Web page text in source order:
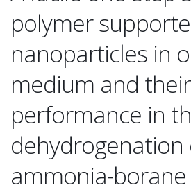
polymer
nanoparticles in
medium and
performance in
dehydrogenation
ammonia-borane